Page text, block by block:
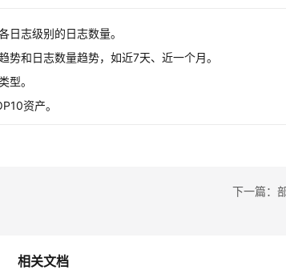
日志级别的日志数量。
势和日志数量趋势，如近7天、近一个月。
型。
资产。
下一篇：
相关文档